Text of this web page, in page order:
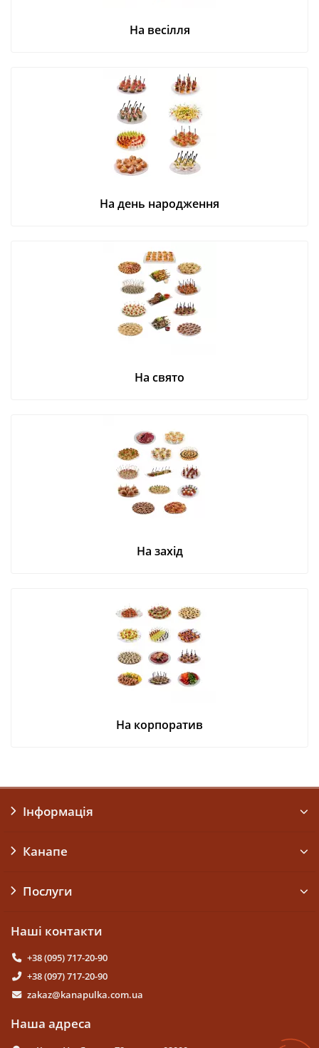
На весілля
На день народження
На свято
На захід
На корпоратив
Інформація
Канапе
Послуги
Наші контакти
+38 (095) 717-20-90
+38 (097) 717-20-90
zakaz@kanapulka.com.ua
Наша адреса